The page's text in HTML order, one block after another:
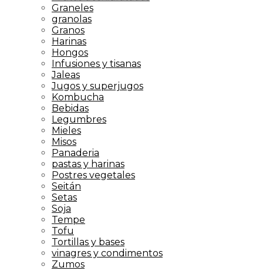
Graneles
granolas
Granos
Harinas
Hongos
Infusiones y tisanas
Jaleas
Jugos y superjugos
Kombucha
Bebidas
Legumbres
Mieles
Misos
Panaderia
pastas y harinas
Postres vegetales
Seitán
Setas
Soja
Tempe
Tofu
Tortillas y bases
vinagres y condimentos
Zumos